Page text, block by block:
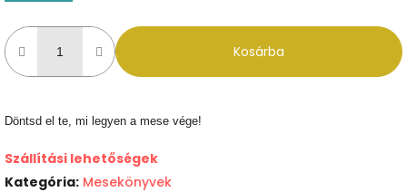
Kosárba
Döntsd el te, mi legyen a mese vége!
Szállítási lehetőségek
Kategória: Mesekönyvek